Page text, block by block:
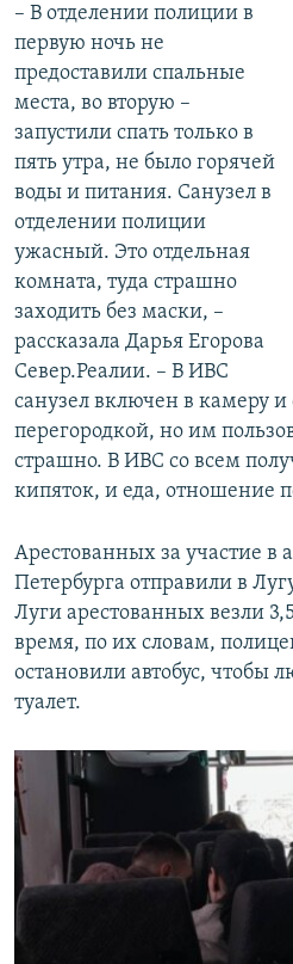
– В отделении полиции в
первую ночь не
предоставили спальные
места, во вторую –
запустили спать только в
пять утра, не было горячей
воды и питания. Санузел в
отделении полиции
ужасный. Это отдельная
комната, туда страшно
заходить без маски, –
рассказала Дарья Егорова
Север.Реалии. – В ИВС
санузел включен в камеру
перегородкой, но им
страшно. В ИВС со всем
кипяток, и еда, отношение
Арестованных за участие в
Петербурга отправили в
Луги арестованных везли
время, по их словам,
остановили автобус, чтобы
туалет.